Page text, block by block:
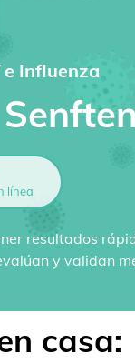
e Influenza
línea
resultados
y validan
casa: